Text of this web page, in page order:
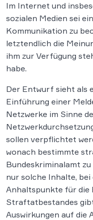
Im Internet und
sozialen Medien sei
Kommunikation zu
letztendlich die
ihm zur Verfügung
habe.
Der Entwurf sieht als
Einführung einer
Netzwerke im Sinne
sollen verpflichtet
wonach bestimmte
Bundeskriminalamt
nur solche Inhalte,
Anhaltspunkte für die
Straftatbestandes
Auswirkungen auf die